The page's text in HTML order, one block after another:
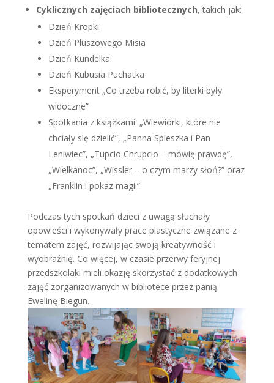
Cyklicznych zajęciach bibliotecznych, takich jak:
Dzień Kropki
Dzień Pluszowego Misia
Dzień Kundelka
Dzień Kubusia Puchatka
Eksperyment „Co trzeba robić, by literki były
widoczne”
Spotkania z książkami: „Wiewiórki, które nie
chciały się dzielić”, „Panna Spieszka i Pan
Leniwiec”, „Tupcio Chrupcio – mówię prawdę”,
„Wielkanoc”, „Wissler – o czym marzy słoń?” oraz
„Franklin i pokaz magii”.
Podczas tych spotkań dzieci z uwagą słuchały
opowieści i wykonywały prace plastyczne związane z
tematem zajęć, rozwijając swoją kreatywność i
wyobraźnię. Co więcej, w czasie przerwy feryjnej
przedszkolaki mieli okazję skorzystać z dodatkowych
zajęć zorganizowanych w bibliotece przez panią
Ewelinę Biegun.